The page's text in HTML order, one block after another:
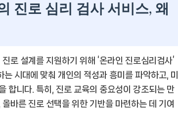
진로 심리 검사 서비스, 왜
로 설계를 지원하기 위해 ‘온라인 진로심리검사’
시대에 맞춰 개인의 적성과 흥미를 파악하고, 미
합니다. 특히, 진로 교육의 중요성이 강조되는 만
바른 진로 선택을 위한 기반을 마련하는 데 기여